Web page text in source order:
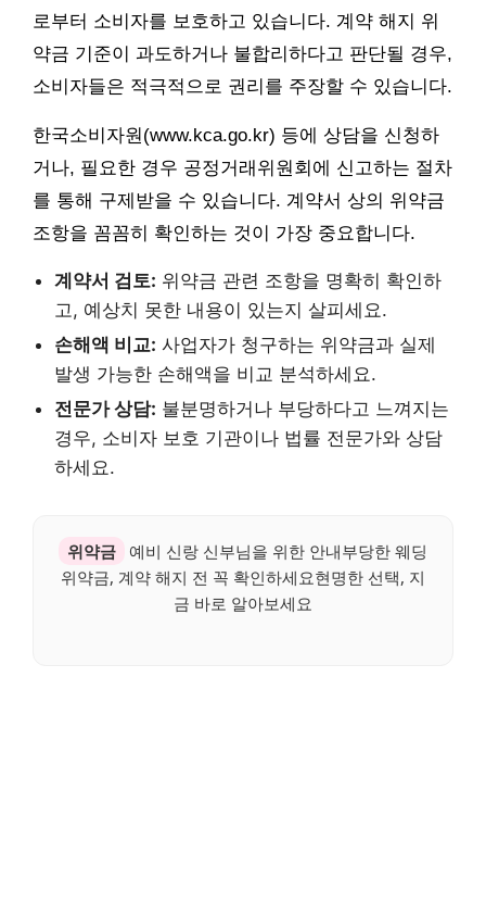
로부터 소비자를 보호하고 있습니다. 계약 해지 위
약금 기준이 과도하거나 불합리하다고 판단될 경우,
소비자들은 적극적으로 권리를 주장할 수 있습니다.
한국소비자원(www.kca.go.kr) 등에 상담을 신청하
거나, 필요한 경우 공정거래위원회에 신고하는 절차
를 통해 구제받을 수 있습니다. 계약서 상의 위약금
조항을 꼼꼼히 확인하는 것이 가장 중요합니다.
계약서 검토: 위약금 관련 조항을 명확히 확인하
고, 예상치 못한 내용이 있는지 살피세요.
손해액 비교: 사업자가 청구하는 위약금과 실제
발생 가능한 손해액을 비교 분석하세요.
전문가 상담: 불분명하거나 부당하다고 느껴지는
경우, 소비자 보호 기관이나 법률 전문가와 상담
하세요.
위약금
예비 신랑 신부님을 위한 안내부당한 웨딩
위약금, 계약 해지 전 꼭 확인하세요현명한 선택, 지
금 바로 알아보세요